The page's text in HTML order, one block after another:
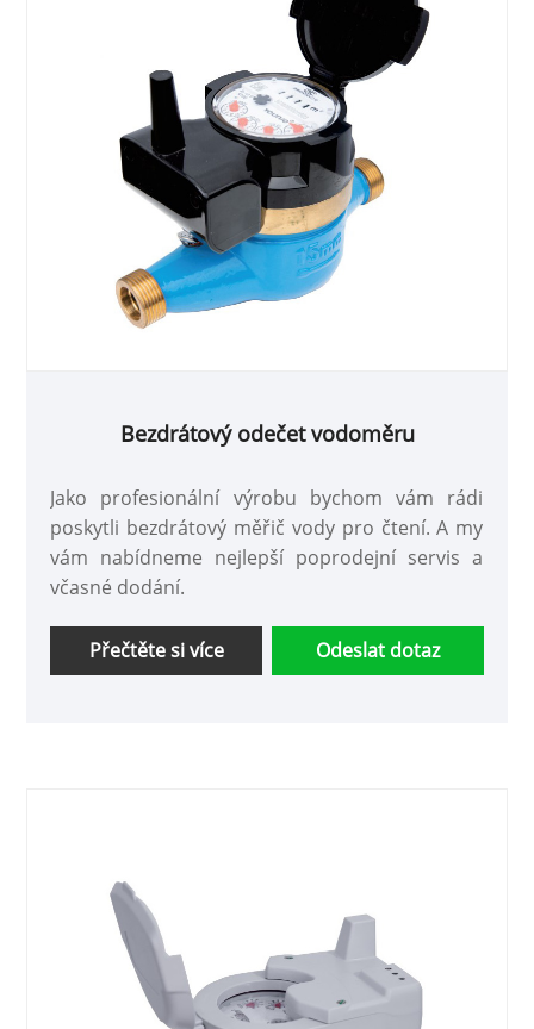
Bezdrátový odečet vodoměru
Jako profesionální výrobu bychom vám rádi
poskytli bezdrátový měřič vody pro čtení. A my
vám nabídneme nejlepší poprodejní servis a
včasné dodání.
Přečtěte si více Odeslat dotaz